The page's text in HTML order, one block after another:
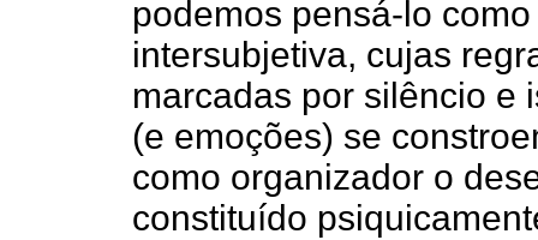
podemos pensá-lo
intersubjetiva, cujas
marcadas por silêncio e
(e emoções) se
como organizador o
constituído